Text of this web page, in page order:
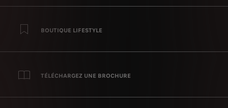
BOUTIQUE LIFESTYLE
TÉLÉCHARGEZ UNE BROCHURE